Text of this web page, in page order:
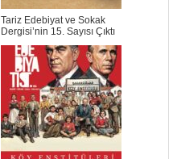
Tariz Edebiyat ve Sokak
Dergisi’nin 15. Sayısı Çıktı